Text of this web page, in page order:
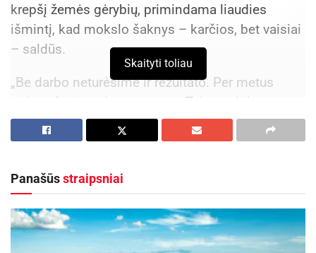
krepšį žemės gėrybių, primindama liaudies
išmintį, kad mokslo šaknys – karčios, bet vaisiai
– saldūs.
„Be darbo neturėsime ir rezultato. Per metus
turime 4 mėnesius atostogų. Taip, sutinku,
atostogos yra puikus dalykas. Poilsiaujame
ilgiausiai Europos Sąjungoje. Kol mes ilsimės,
naujų aukštumų. Europos pažangos dienyne
pasaulinius mokinių gebėjimo rezultatus Lietuva
yra sąrašo antroje pusėje. Mus lenkia ne tik
Skaityti toliau
Panašūsstraipsniai